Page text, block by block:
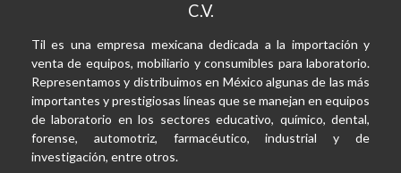
C.V.
Til es una empresa mexicana dedicada a la importación y
venta de equipos, mobiliario y consumibles para laboratorio.
Representamos y distribuimos en México algunas de las más
importantes y prestigiosas líneas que se manejan en equipos
de laboratorio en los sectores educativo, químico, dental,
forense, automotriz, farmacéutico, industrial y de
investigación, entre otros.